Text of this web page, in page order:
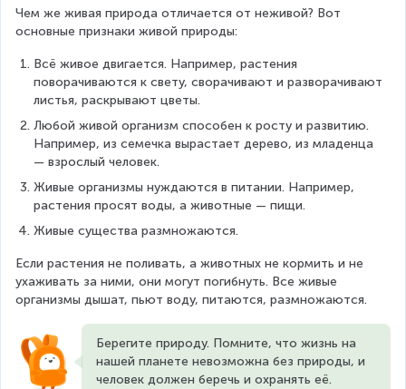
Чем же живая природа отличается от неживой? Вот
основные признаки живой природы:
Всё живое двигается. Например, растения
поворачиваются к свету, сворачивают и разворачивают
листья, раскрывают цветы.
Любой живой организм способен к росту и развитию.
Например, из семечка вырастает дерево, из младенца
— взрослый человек.
Живые организмы нуждаются в питании. Например,
растения просят воды, а животные — пищи.
Живые существа размножаются.
Если растения не поливать, а животных не кормить и не
ухаживать за ними, они могут погибнуть. Все живые
организмы дышат, пьют воду, питаются, размножаются.
Берегите природу. Помните, что жизнь на
нашей планете невозможна без природы, и
человек должен беречь и охранять её.